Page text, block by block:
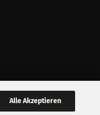
Alle Akzeptieren